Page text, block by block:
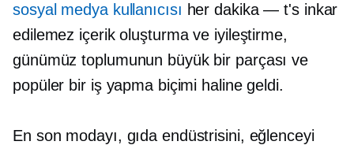
sosyal medya kullanıcısı herdakika — t'sinkar
edilemez içerik oluşturma ve iyileştirme,
günümüz toplumunun büyük bir parçası ve
popüler bir iş yapma biçimi haline geldi.
En son modayı, gıda endüstrisini, eğlenceyi